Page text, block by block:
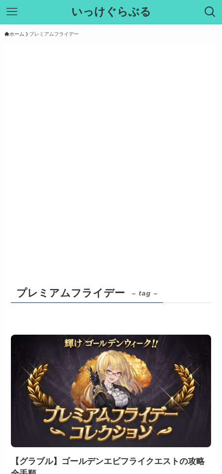
いっけぐらぶる
ホーム プレミアムフライデー
プレミアムフライデー – tag –
【グラブル】ゴールデンエビフライクエストの攻略